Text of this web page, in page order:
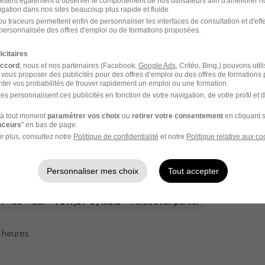
Soignant - Toulon - CDD à Temps
- 83 CDI Temps partiel
jours
Flux et Personnes en CDI par
- 83 CDI 1 917,57 € / mois Télétravail partiel
dans nos sites beaucoup plus rapide et fluide.
traceurs permettent enfin de personnaliser les interfaces de consultation et
des offres d'emploi ou de formations proposées.
, nous et nos partenaires (Facebook, Google Ads, Critéo, Bing,) pouvons
proposer des publicités pour des offres d’emploi ou des offres de formations
vos probabilités de trouver rapidement un emploi ou une formation.
personnalisent ces publicités en fonction de votre navigation, de votre profil et
tout moment paramétrer vos choix ou retirer votre consentementen cliquant
" en bas de page.
plus, consultez notre Politique de confidentialité et notre Politique relative aux
Personnaliser mes choix Tout accepter